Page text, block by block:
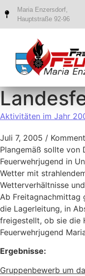
Maria Enzersdorf,
Hauptstraße 92-96
Aktivitäten im Jahr
Juli 7, 2005 /
Plangemäß sollte von
Feuerwehrjugend in
Wetter mit
Wetterverhältnisse
Ab Freitagnachmittag
die Lagerleitung, in
freigestellt, ob sie die
Feuerwehrjugend
Ergebnisse:
Gruppenbewerb um